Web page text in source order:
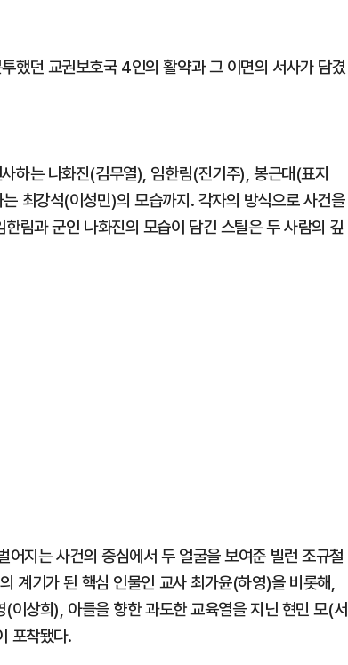
했던 교권보호국 4인의 활약과 그 이면의 서사가 담겼
하는 나화진(김무열), 임한림(진기주), 봉근대(표지
최강석(이성민)의 모습까지. 각자의 방식으로 사건을
림과 군인 나화진의 모습이 담긴 스틸은 두 사람의 깊
지는 사건의 중심에서 두 얼굴을 보여준 빌런 조규철
계기가 된 핵심 인물인 교사 최가윤(하영)을 비롯해,
이상희), 아들을 향한 과도한 교육열을 지닌 현민 모(서
포착됐다.